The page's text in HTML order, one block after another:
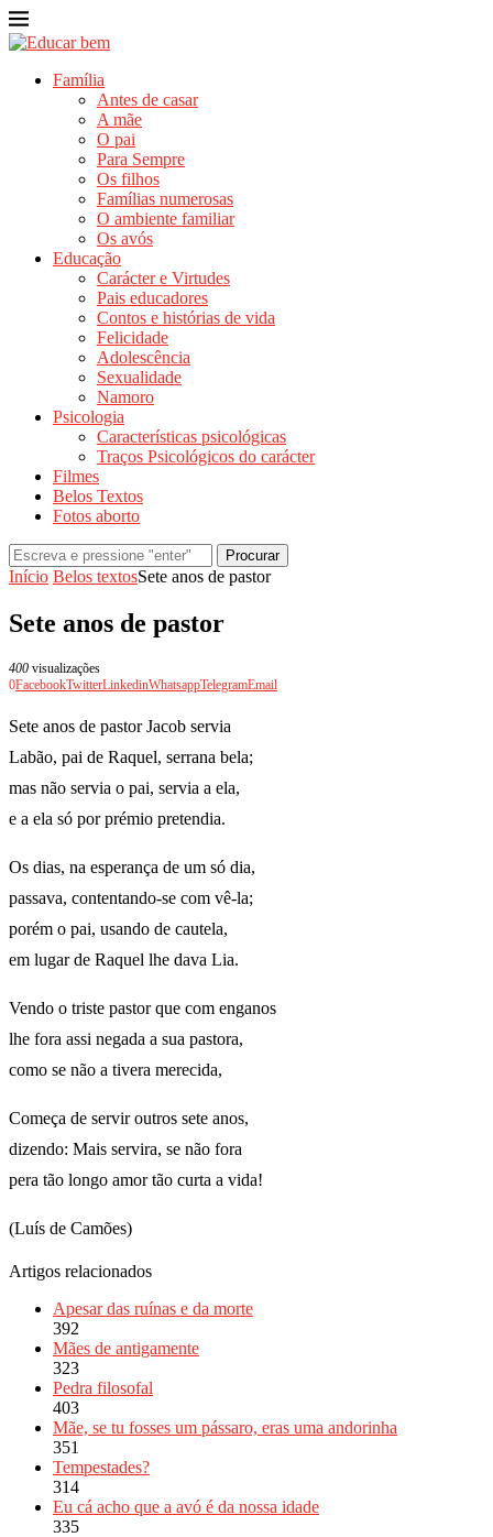
Família
Antes de casar
A mãe
O pai
Para Sempre
Os filhos
Famílias numerosas
O ambiente familiar
Os avós
Educação
Carácter e Virtudes
Pais educadores
Contos e histórias de vida
Felicidade
Adolescência
Sexualidade
Namoro
Psicologia
Características psicológicas
Traços Psicológicos do carácter
Filmes
Belos Textos
Fotos aborto
Procurar
Início Belos textosSete anos de pastor
Sete anos de pastor
400 visualizações
0FacebookTwitterLinkedinWhatsappTelegramEmail
Sete anos de pastor Jacob servia
Labão, pai de Raquel, serrana bela;
mas não servia o pai, servia a ela,
e a ela só por prémio pretendia.
Os dias, na esperança de um só dia,
passava, contentando-se com vê-la;
porém o pai, usando de cautela,
em lugar de Raquel lhe dava Lia.
Vendo o triste pastor que com enganos
lhe fora assi negada a sua pastora,
como se não a tivera merecida,
Começa de servir outros sete anos,
dizendo: Mais servira, se não fora
pera tão longo amor tão curta a vida!
(Luís de Camões)
Artigos relacionados
Apesar das ruínas e da morte
392
Mães de antigamente
323
Pedra filosofal
403
Mãe, se tu fosses um pássaro, eras uma andorinha
351
Tempestades?
314
Eu cá acho que a avó é da nossa idade
335